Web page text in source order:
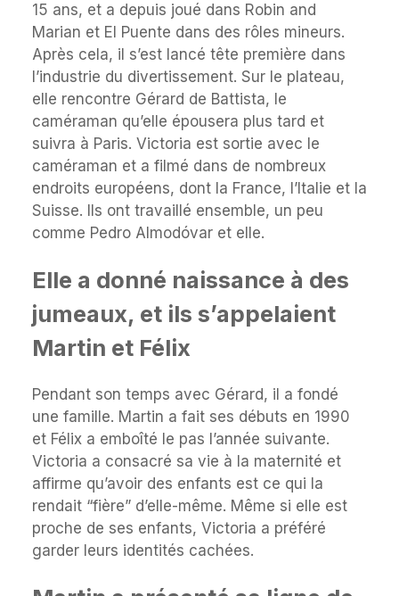
15 ans, et a depuis joué dans Robin and
Marian et El Puente dans des rôles mineurs.
Après cela, il s’est lancé tête première dans
l’industrie du divertissement. Sur le plateau,
elle rencontre Gérard de Battista, le
caméraman qu’elle épousera plus tard et
suivra à Paris. Victoria est sortie avec le
caméraman et a filmé dans de nombreux
endroits européens, dont la France, l’Italie et la
Suisse. Ils ont travaillé ensemble, un peu
comme Pedro Almodóvar et elle.
Elle a donné naissance à des
jumeaux, et ils s’appelaient
Martin et Félix
Pendant son temps avec Gérard, il a fondé
une famille. Martin a fait ses débuts en 1990
et Félix a emboîté le pas l’année suivante.
Victoria a consacré sa vie à la maternité et
affirme qu’avoir des enfants est ce qui la
rendait “fière” d’elle-même. Même si elle est
proche de ses enfants, Victoria a préféré
garder leurs identités cachées.